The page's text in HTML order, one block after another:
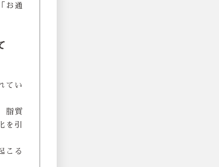
お通
てい
脂質
を引
こる